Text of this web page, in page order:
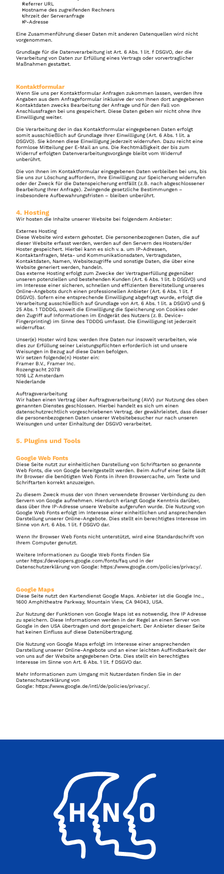
Referrer URL
Hostname des zugreifenden Rechners
Uhrzeit der Serveranfrage
IP-Adresse
Eine Zusammenführung dieser Daten mit anderen Datenquellen wird nicht
vorgenommen.
Grundlage für die Datenverarbeitung ist Art. 6 Abs. 1 lit. f DSGVO, der die
Verarbeitung von Daten zur Erfüllung eines Vertrags oder vorvertraglicher
Maßnahmen gestattet.
Kontaktformular
Wenn Sie uns per Kontaktformular Anfragen zukommen lassen, werden Ihre
Angaben aus dem Anfrageformular inklusive der von Ihnen dort angegebenen
Kontaktdaten zwecks Bearbeitung der Anfrage und für den Fall von
Anschlussfragen bei uns gespeichert. Diese Daten geben wir nicht ohne Ihre
Einwilligung weiter.
Die Verarbeitung der in das Kontaktformular eingegebenen Daten erfolgt
somit ausschließlich auf Grundlage Ihrer Einwilligung (Art. 6 Abs. 1 lit. a
DSGVO). Sie können diese Einwilligung jederzeit widerrufen. Dazu reicht eine
formlose Mitteilung per E-Mail an uns. Die Rechtmäßigkeit der bis zum
Widerruf erfolgten Datenverarbeitungsvorgänge bleibt vom Widerruf
unberührt.
Die von Ihnen im Kontaktformular eingegebenen Daten verbleiben bei uns, bis
Sie uns zur Löschung auffordern, Ihre Einwilligung zur Speicherung widerrufen
oder der Zweck für die Datenspeicherung entfällt (z.B. nach abgeschlossener
Bearbeitung Ihrer Anfrage). Zwingende gesetzliche Bestimmungen –
insbesondere Aufbewahrungsfristen – bleiben unberührt.
4. Hosting
Wir hosten die Inhalte unserer Website bei folgendem Anbieter:
Externes Hosting
Diese Website wird extern gehostet. Die personenbezogenen Daten, die auf
dieser Website erfasst werden, werden auf den Servern des Hosters/der
Hoster gespeichert. Hierbei kann es sich v. a. um IP-Adressen,
Kontaktanfragen, Meta- und Kommunikationsdaten, Vertragsdaten,
Kontaktdaten, Namen, Websitezugriffe und sonstige Daten, die über eine
Website generiert werden, handeln.
Das externe Hosting erfolgt zum Zwecke der Vertragserfüllung gegenüber
unseren potenziellen und bestehenden Kunden (Art. 6 Abs. 1 lit. b DSGVO) und
im Interesse einer sicheren, schnellen und effizienten Bereitstellung unseres
Online-Angebots durch einen professionellen Anbieter (Art. 6 Abs. 1 lit. f
DSGVO). Sofern eine entsprechende Einwilligung abgefragt wurde, erfolgt die
Verarbeitung ausschließlich auf Grundlage von Art. 6 Abs. 1 lit. a DSGVO und §
25 Abs. 1 TDDDG, soweit die Einwilligung die Speicherung von Cookies oder
den Zugriff auf Informationen im Endgerät des Nutzers (z. B. Device-
Fingerprinting) im Sinne des TDDDG umfasst. Die Einwilligung ist jederzeit
widerrufbar.
Unser(e) Hoster wird bzw. werden Ihre Daten nur insoweit verarbeiten, wie
dies zur Erfüllung seiner Leistungspflichten erforderlich ist und unsere
Weisungen in Bezug auf diese Daten befolgen.
Wir setzen folgende(n) Hoster ein:
Framer B.V., Framer Inc.
Rozengracht 207B
1016 LZ Amsterdam
Niederlande
Auftragsverarbeitung
Wir haben einen Vertrag über Auftragsverarbeitung (AVV) zur Nutzung des oben
genannten Dienstes geschlossen. Hierbei handelt es sich um einen
datenschutzrechtlich vorgeschriebenen Vertrag, der gewährleistet, dass dieser
die personenbezogenen Daten unserer Websitebesucher nur nach unseren
Weisungen und unter Einhaltung der DSGVO verarbeitet.
5. Plugins und Tools
Google Web Fonts
Diese Seite nutzt zur einheitlichen Darstellung von Schriftarten so genannte
Web Fonts, die von Google bereitgestellt werden. Beim Aufruf einer Seite lädt
Ihr Browser die benötigten Web Fonts in ihren Browsercache, um Texte und
Schriftarten korrekt anzuzeigen.
Zu diesem Zweck muss der von Ihnen verwendete Browser Verbindung zu den
Servern von Google aufnehmen. Hierdurch erlangt Google Kenntnis darüber,
dass über Ihre IP-Adresse unsere Website aufgerufen wurde. Die Nutzung von
Google Web Fonts erfolgt im Interesse einer einheitlichen und ansprechenden
Darstellung unserer Online-Angebote. Dies stellt ein berechtigtes Interesse im
Sinne von Art. 6 Abs. 1 lit. f DSGVO dar.
Wenn Ihr Browser Web Fonts nicht unterstützt, wird eine Standardschrift von
Ihrem Computer genutzt.
Weitere Informationen zu Google Web Fonts finden Sie
unter https://developers.google.com/fonts/faq und in der
Datenschutzerklärung von Google: https://www.google.com/policies/privacy/.
Google Maps
Diese Seite nutzt den Kartendienst Google Maps. Anbieter ist die Google Inc.,
1600 Amphitheatre Parkway, Mountain View, CA 94043, USA.
Zur Nutzung der Funktionen von Google Maps ist es notwendig, Ihre IP Adresse
zu speichern. Diese Informationen werden in der Regel an einen Server von
Google in den USA übertragen und dort gespeichert. Der Anbieter dieser Seite
hat keinen Einfluss auf diese Datenübertragung.
Die Nutzung von Google Maps erfolgt im Interesse einer ansprechenden
Darstellung unserer Online-Angebote und an einer leichten Auffindbarkeit der
von uns auf der Website angegebenen Orte. Dies stellt ein berechtigtes
Interesse im Sinne von Art. 6 Abs. 1 lit. f DSGVO dar.
Mehr Informationen zum Umgang mit Nutzerdaten finden Sie in der
Datenschutzerklärung von
Google: https://www.google.de/intl/de/policies/privacy/.